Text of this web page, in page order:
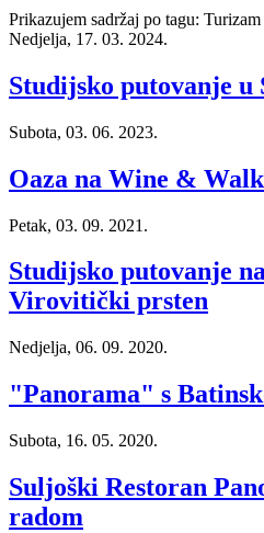
Prikazujem sadržaj po tagu: Turizam
Nedjelja, 17. 03. 2024.
Studijsko putovanje u
Subota, 03. 06. 2023.
Oaza na Wine &
Petak, 03. 09. 2021.
Studijsko putovanje
Virovitički prsten
Nedjelja, 06. 09. 2020.
"Panorama" s
Subota, 16. 05. 2020.
Suljoški Restoran
radom